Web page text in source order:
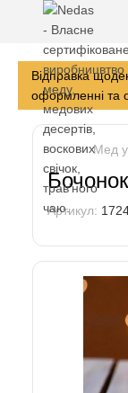
Відправка
оформленні та
Мед у
Артикул: